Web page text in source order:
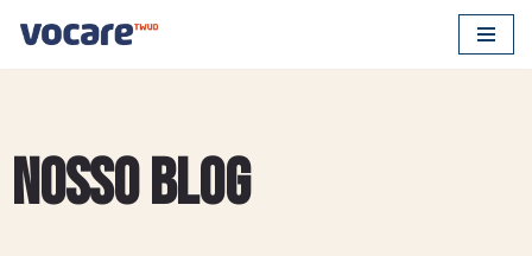
Pular
conteúdo
Nosso Blog